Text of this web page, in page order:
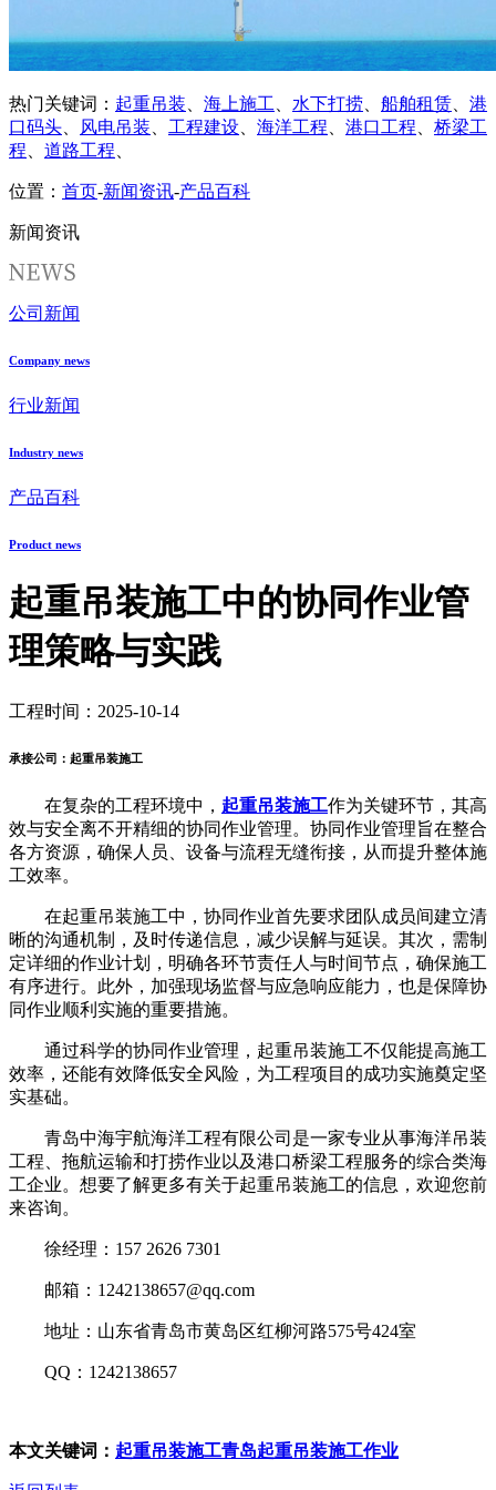
热门关键词： 起重吊装、 海上施工、 水下打捞、 船舶租赁、 港
口码头、 风电吊装、 工程建设、 海洋工程、 港口工程、 桥梁工
程、 道路工程、
位置： 首页-新闻资讯-产品百科
新闻资讯
公司新闻
Company news
行业新闻
Industry news
产品百科
Product news
起重吊装施工中的协同作业管
理策略与实践
工程时间：2025-10-14
承接公司：起重吊装施工
在复杂的工程环境中， 起重吊装施工作为关键环节，其高
效与安全离不开精细的协同作业管理。协同作业管理旨在整合
各方资源，确保人员、设备与流程无缝衔接，从而提升整体施
工效率。
在起重吊装施工中，协同作业首先要求团队成员间建立清
晰的沟通机制，及时传递信息，减少误解与延误。其次，需制
定详细的作业计划，明确各环节责任人与时间节点，确保施工
有序进行。此外，加强现场监督与应急响应能力，也是保障协
同作业顺利实施的重要措施。
通过科学的协同作业管理，起重吊装施工不仅能提高施工
效率，还能有效降低安全风险，为工程项目的成功实施奠定坚
实基础。
青岛中海宇航海洋工程有限公司是一家专业从事海洋吊装
工程、拖航运输和打捞作业以及港口桥梁工程服务的综合类海
工企业。想要了解更多有关于起重吊装施工的信息，欢迎您前
来咨询。
徐经理：157 2626 7301
邮箱：1242138657@qq.com
地址：山东省青岛市黄岛区红柳河路575号424室
QQ：1242138657
本文关键词： 起重吊装施工青岛起重吊装施工作业